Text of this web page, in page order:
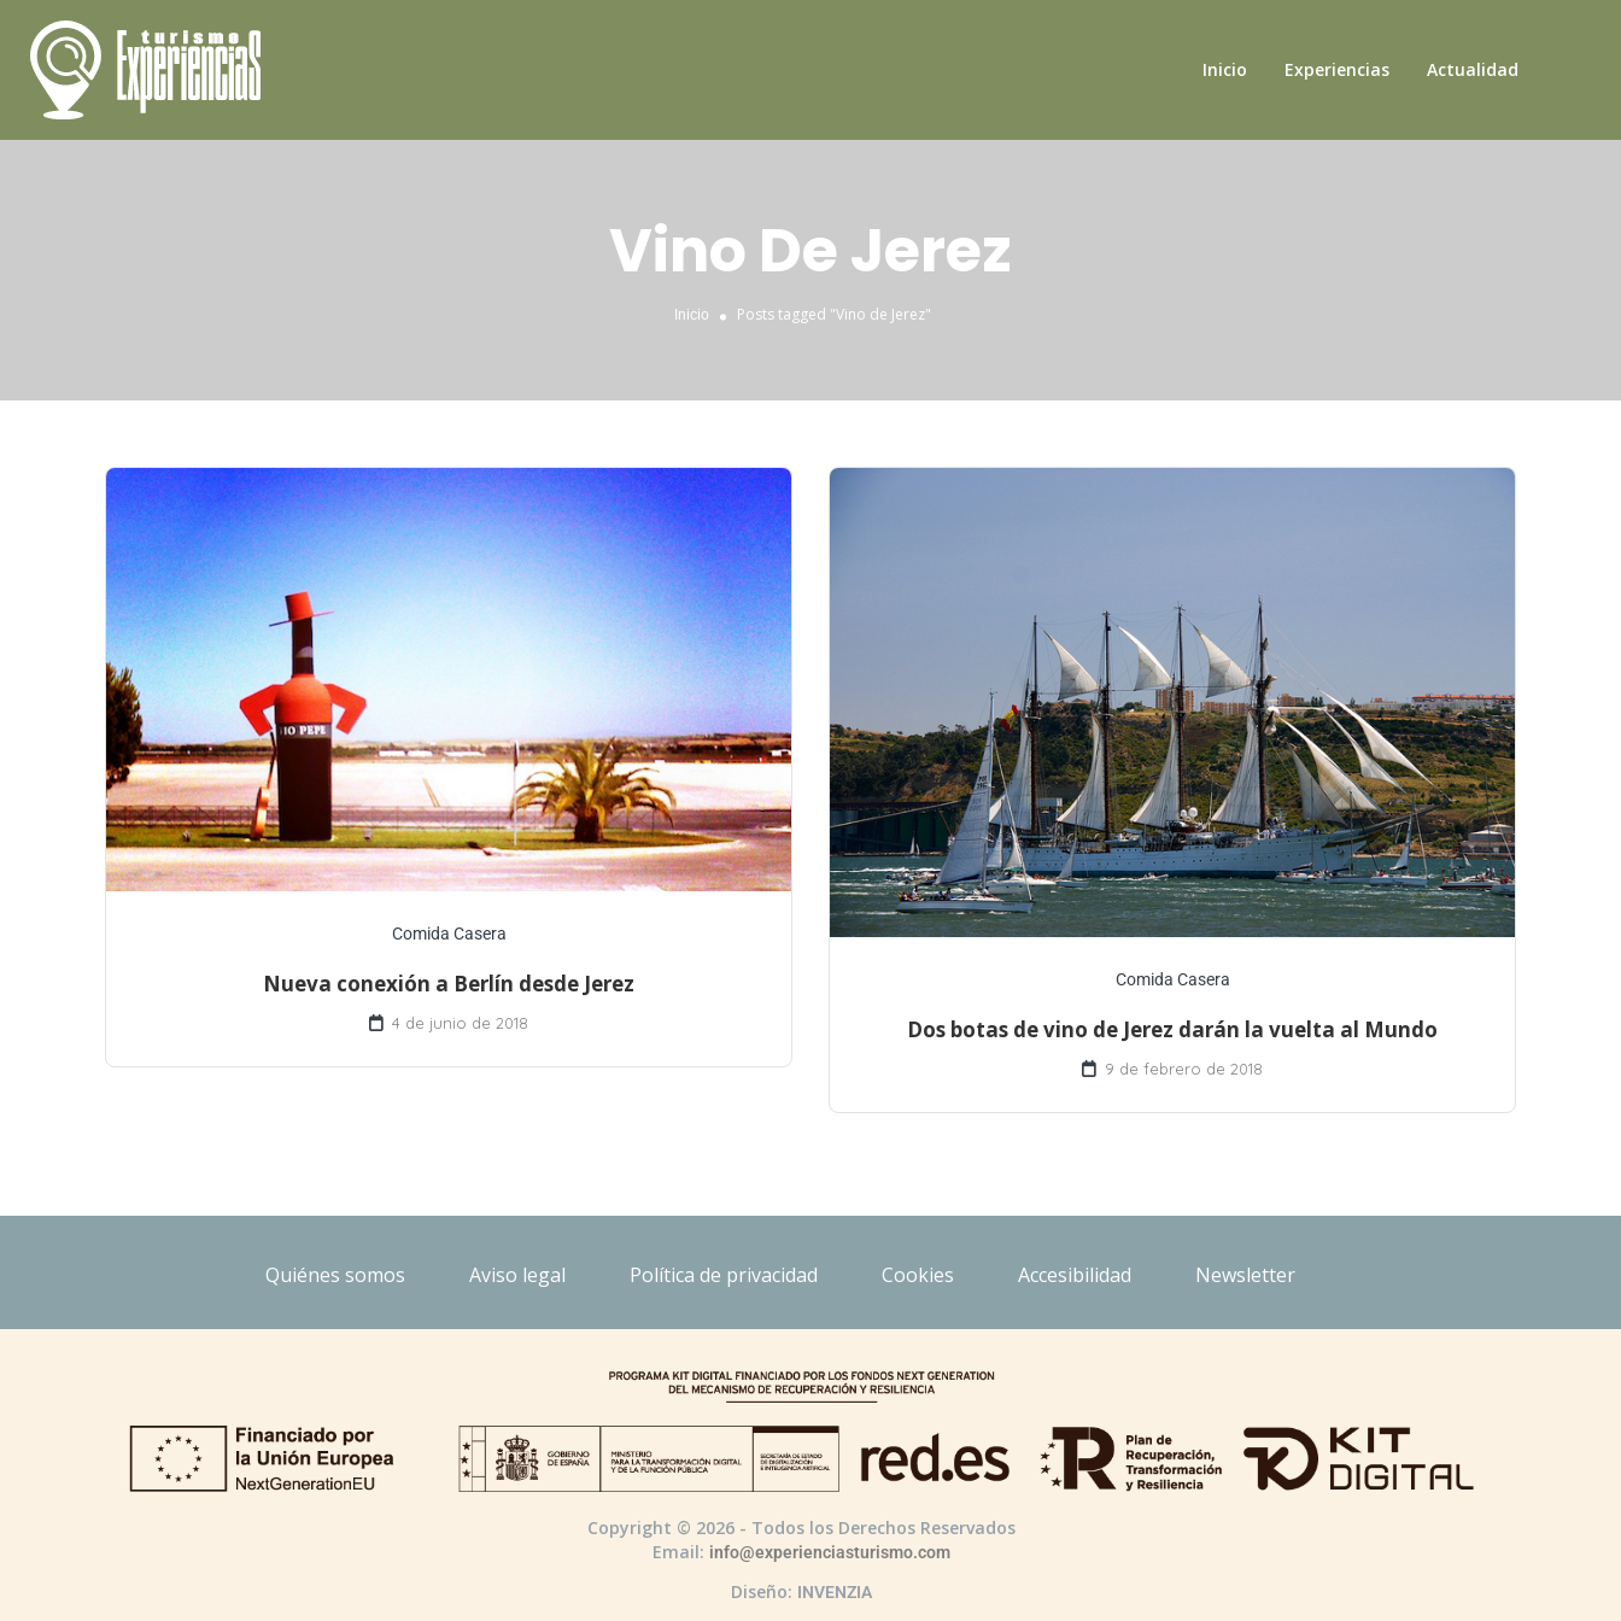
Inicio Experiencias Actualidad
Vino De Jerez
Inicio Posts tagged "Vino de Jerez"
Comida Casera
Nueva conexión a Berlín desde Jerez
4 de junio de 2018
Comida Casera
Dos botas de vino de Jerez darán la vuelta al Mundo
9 de febrero de 2018
Quiénes somos Aviso legal Política de privacidad Cookies Accesibilidad Newsletter
Copyright © 2026 - Todos los Derechos Reservados
Email: info@experienciasturismo.com
Diseño: INVENZIA